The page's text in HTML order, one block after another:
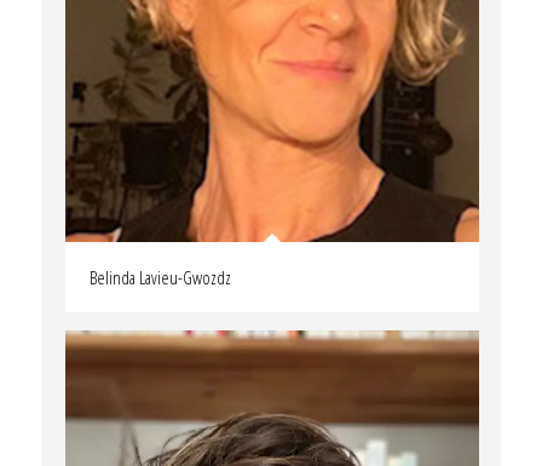
Belinda Lavieu-Gwozdz